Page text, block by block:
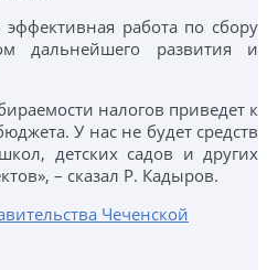
работа по сбору
дальнейшего развития и
налогов приведет к
У нас не будет средств
детских садов и других
– сказал Р. Кадыров.
Чеченской